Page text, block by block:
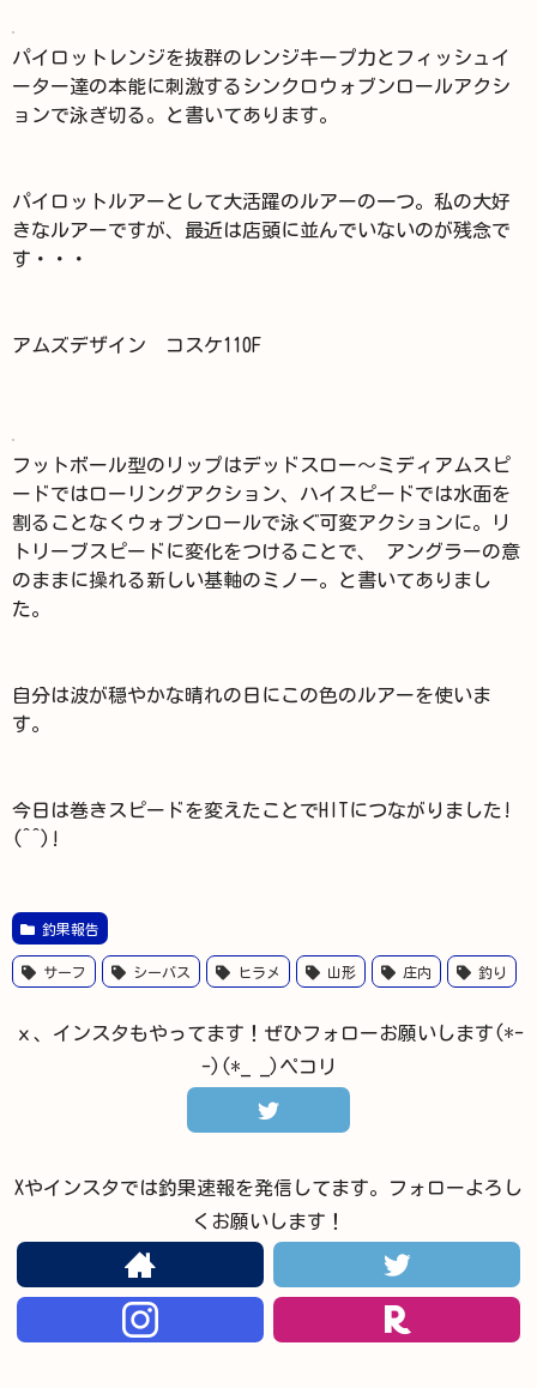
パイロットレンジを抜群のレンジキープ力とフィッシュイ
ーター達の本能に刺激するシンクロウォブンロールアクシ
ョンで泳ぎ切る。と書いてあります。
パイロットルアーとして大活躍のルアーの一つ。私の大好
きなルアーですが、最近は店頭に並んでいないのが残念で
す・・・
アムズデザイン コスケ110F
フットボール型のリップはデッドスロー～ミディアムスピ
ードではローリングアクション、ハイスピードでは水面を
割ることなくウォブンロールで泳ぐ可変アクションに。リ
トリーブスピードに変化をつけることで、 アングラーの意
のままに操れる新しい基軸のミノー。と書いてありまし
た。
自分は波が穏やかな晴れの日にこの色のルアーを使いま
す。
今日は巻きスピードを変えたことでHITにつながりました!
(^^)!
釣果報告
サーフ シーバス ヒラメ 山形 庄内 釣り
ｘ、インスタもやってます！ぜひフォローお願いします(*-
-)(*_ _)ペコリ
Xやインスタでは釣果速報を発信してます。フォローよろし
くお願いします！